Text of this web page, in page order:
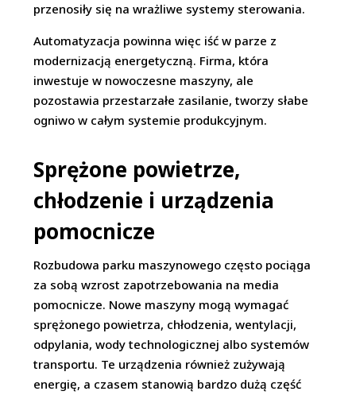
przenosiły się na wrażliwe systemy sterowania.
Automatyzacja powinna więc iść w parze z
modernizacją energetyczną. Firma, która
inwestuje w nowoczesne maszyny, ale
pozostawia przestarzałe zasilanie, tworzy słabe
ogniwo w całym systemie produkcyjnym.
Sprężone powietrze,
chłodzenie i urządzenia
pomocnicze
Rozbudowa parku maszynowego często pociąga
za sobą wzrost zapotrzebowania na media
pomocnicze. Nowe maszyny mogą wymagać
sprężonego powietrza, chłodzenia, wentylacji,
odpylania, wody technologicznej albo systemów
transportu. Te urządzenia również zużywają
energię, a czasem stanowią bardzo dużą część